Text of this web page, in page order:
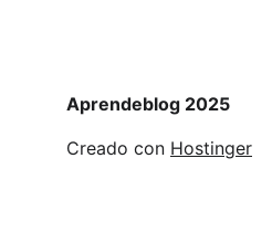
Aprendeblog 2025
Creado con Hostinger